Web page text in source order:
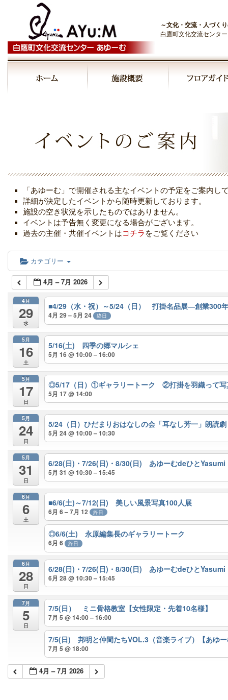
～文化・交流・人づく
白鷹町文化交流センタ
「あゆーむ」で開催される主なイベントの予定をご案内し
詳細が決定したイベントから随時更新しております。
施設の空き状況を示したものではありません。
イベントは予告無く変更になる場合がございます。
過去の主催・共催イベントはコチラ をご覧ください
カテゴリー
4月 – 7月 2026
4月
29
水
■4/29（水・祝）～5/24（日） 打掛名品展―創業300
4月 29 – 5月 24 終日
5月
16
土
5/16(土) 四季の郷マルシェ
5月 16 @ 10:00 – 16:00
5月
17
日
◎5/17（日）①ギャラリートーク ②打掛を羽織って
5月 17 @ 14:00
5月
24
日
5/24（日）ひだまりおはなしの会「耳なし芳一」朗読劇
5月 24 @ 10:00 – 10:30
5月
31
日
6/28(日)・7/26(日)・8/30(日) あゆーむdeひとYasumi
5月 31 @ 10:30 – 15:45
6月
6
土
■6/6(土)～7/12(日) 美しい風景写真100人展
6月 6 – 7月 12 終日
◎6/6(土) 永原編集長のギャラリートーク
6月 6 終日
6月
28
日
6/28(日)・7/26(日)・8/30(日) あゆーむdeひとYasumi
6月 28 @ 10:30 – 15:45
7月
5
日
7/5(日） ミニ骨格教室【女性限定・先着10名様】
7月 5 @ 14:00 – 16:00
7/5(日) 邦明と仲間たちVOL.3（音楽ライブ）【あゆ
7月 5 @ 18:00
4月 – 7月 2026